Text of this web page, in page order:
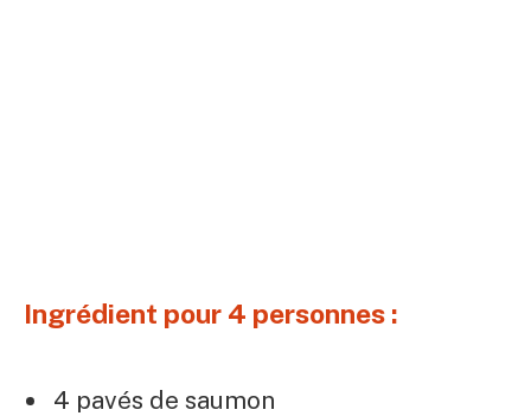
Ingrédient pour 4 personnes :
4 pavés de saumon